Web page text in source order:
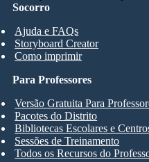
Socorro
Ajuda e FAQs
Storyboard Creator
Como imprimir
Para Professores
Versão Gratuita Para
Pacotes do Distrito
Bibliotecas Escolares e
Sessões de Treinamento
Todos os Recursos do